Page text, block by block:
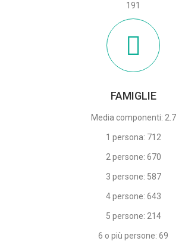
191
FAMIGLIE
Media componenti: 2.7
1 persona: 712
2 persone: 670
3 persone: 587
4 persone: 643
5 persone: 214
6 o più persone: 69